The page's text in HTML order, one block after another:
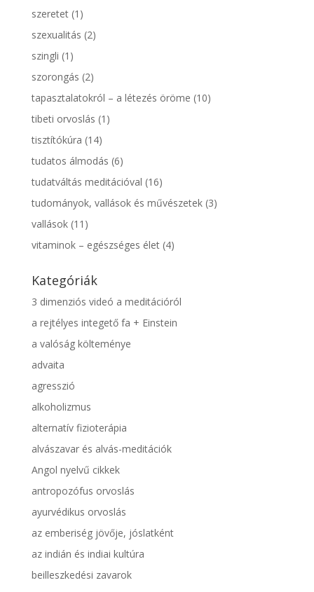
szeretet(1)
szexualitás (2)
szingli (1)
szorongás (2)
tapasztalatokról – a létezés öröme (10)
tibeti orvoslás (1)
tisztítókúra (14)
tudatos álmodás (6)
tudatváltás meditációval (16)
tudományok, vallások és művészetek(3)
vallások(11)
vitaminok – egészséges élet(4)
Kategóriák
3 dimenziós videó a meditációról
a rejtélyes integető fa + Einstein
a valóság költeménye
advaita
agresszió
alkoholizmus
alternatív fizioterápia
alvászavar és alvás-meditációk
Angol nyelvű cikkek
antropozófus orvoslás
ayurvédikus orvoslás
az emberiség jövője, jóslatként
az indián és indiai kultúra
beilleszkedési zavarok